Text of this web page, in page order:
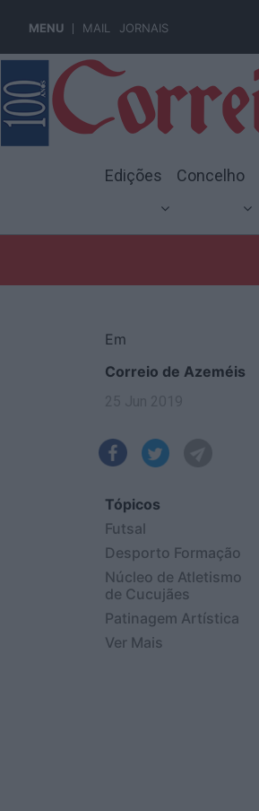
MENU MAIL JORNAIS
Edições Concelho
Em
Correio de Azeméis
Tópicos
Futsal
Desporto Formação
Núcleo de Atletismo
de Cucujães
Patinagem Artística
Ver Mais